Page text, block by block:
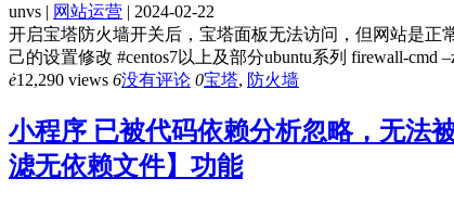
unvs | 网站运营 | 2024-02-22
开启宝塔防火墙开关后，宝塔面板无法访问，但网站是
己的设置修改 #centos7以上及部分ubuntu系列 firewall-cmd
ė12,290 views 6没有评论 0宝塔, 防火墙
小程序 已被代码依赖分析忽略，无法
滤无依赖文件】功能